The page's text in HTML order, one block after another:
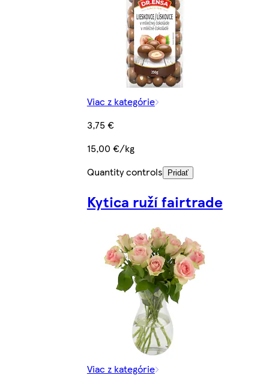
Viac z kategórie
3,75 €
15,00 €/kg
Quantity controls
Pridať
Kytica ruží fairtrade
Viac z kategórie